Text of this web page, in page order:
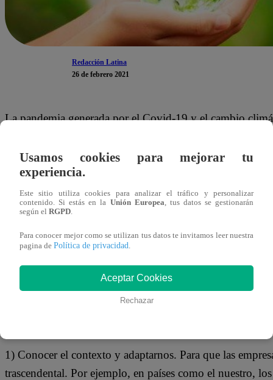
Redacción Latina
26 de febrero 2021
La pandemia generada por el Covid-19 y el cambio
PBI mundial cayó en -4.2%, según la Organización
de resistir, aprender, adaptarse, transformarse y
transición hacia economías resilientes y bajas en
Pero, ¿cómo pueden convertirse en resilientes las
plataforma que promueve la acción climática en el
1) Conocer el contexto y adaptarnos. Para que las
trascendental. Por ejemplo, en países como el nuestro,
Usamos cookies para mejorar tu
experiencia.
Este sitio utiliza cookies para analizar el tráfico y personalizar
contenido. Si estás en la Unión Europea, tus datos se gestionarán
según el RGPD.
Para conocer mejor como se utilizan tus datos te invitamos leer nuestra
pagina de Política de privacidad.
Aceptar Cookies
Rechazar